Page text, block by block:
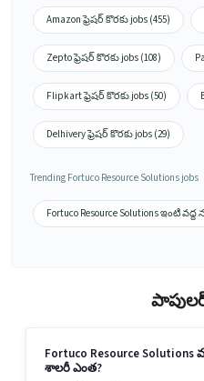
Amazon ఫ్రెషర్ కొరకు jobs (455)
Zepto ఫ్రెషర్ కొరకు jobs (108)
Flipkart ఫ్రెషర్ కొరకు jobs (50)
Delhivery ఫ్రెషర్ కొరకు jobs (29)
Trending Fortuco Resource Solutions jobs
Fortuco Resource Solutions ఇంటి వద్ద
పాపులర్
Fortuco Resource Solutions
శాలరీ ఎంత?